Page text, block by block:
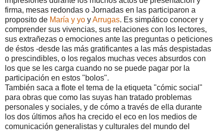
firma, mesas redondas o Jornadas en las participaron a
proposito de María y yo yArrugas. Es simpático conocer y
comprender sus vivencias, sus relaciones con los lectores,
sus extrañezas o emociones ante las preguntas o peticiones
de éstos -desde las más gratificantes a las más despistadas
o prescindibles, o los regalos muchas veces absurdos con
los que se les carga cuando no se puede pagar por la
participación en estos "bolos".
También saca a flote el tema de la etiqueta "cómic social"
para obras que como las suyas han tratado problemas
personales y sociales, y de cómo a través de ella durante
los dos últimos años ha crecido el eco en los medios de
comunicación generalistas y culturales del mundo del